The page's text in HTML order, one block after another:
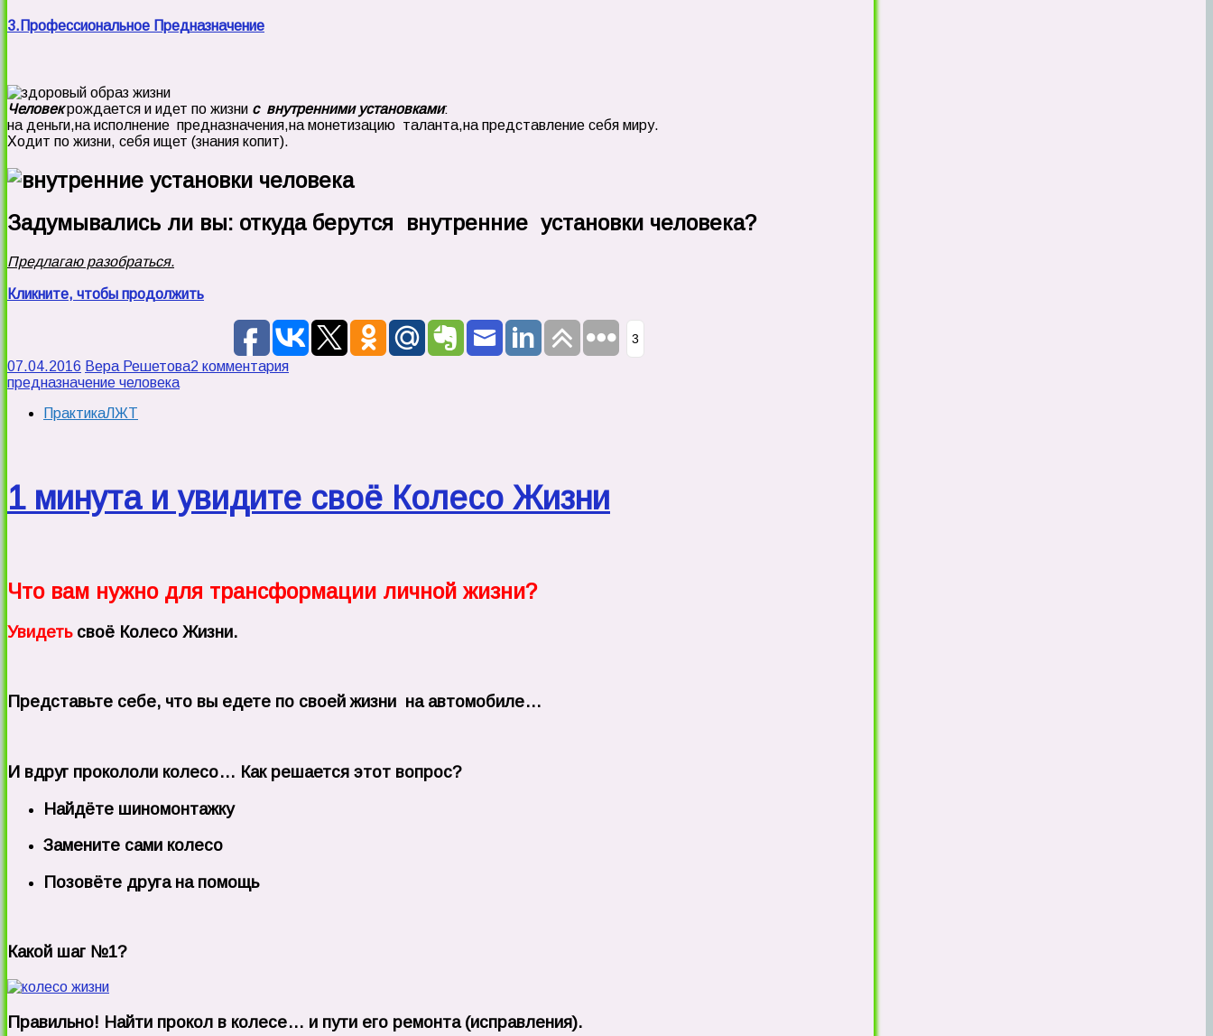
3.Профессиональное Предназначение
Человекрождается и идет по жизни с внутренними установками:
на деньги,на исполнение предназначения,на монетизацию таланта,на представление себя миру.
Ходит по жизни, себя ищет (знания копит).
Задумывались ли вы: откуда берутся внутренние установки человека?
Предлагаю разобраться.
Кликните, чтобы продолжить
3
07.04.2016 Вера Решетова2 комментария
предназначение человека
ПрактикаЛЖТ
1 минута и увидите своё Колесо Жизни
Что вам нужно для трансформации личной жизни?
Увидетьсвоё Колесо Жизни.
Представьте себе, что вы едете по своей жизни на автомобиле…
И вдруг прокололи колесо… Как решается этот вопрос?
Найдёте шиномонтажку
Замените сами колесо
Позовёте друга на помощь
Какой шаг №1?
Правильно! Найти прокол в колесе… и пути его ремонта (исправления).